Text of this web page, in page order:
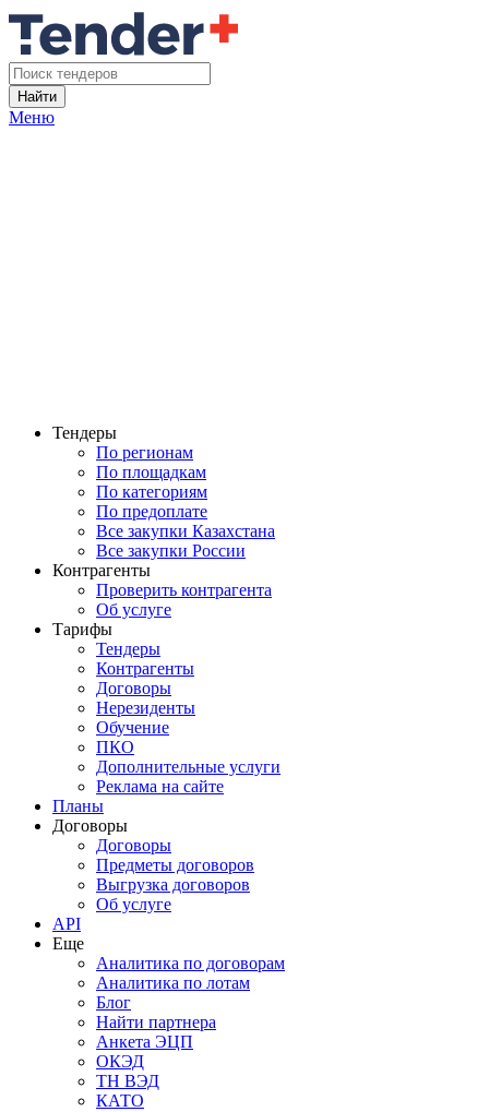
Найти
Меню
Тендеры
По регионам
По площадкам
По категориям
По предоплате
Все закупки Казахстана
Все закупки России
Контрагенты
Проверить контрагента
Об услуге
Тарифы
Тендеры
Контрагенты
Договоры
Нерезиденты
Обучение
ПКО
Дополнительные услуги
Реклама на сайте
Планы
Договоры
Договоры
Предметы договоров
Выгрузка договоров
Об услуге
API
Еще
Аналитика по договорам
Аналитика по лотам
Блог
Найти партнера
Анкета ЭЦП
ОКЭД
ТН ВЭД
КАТО